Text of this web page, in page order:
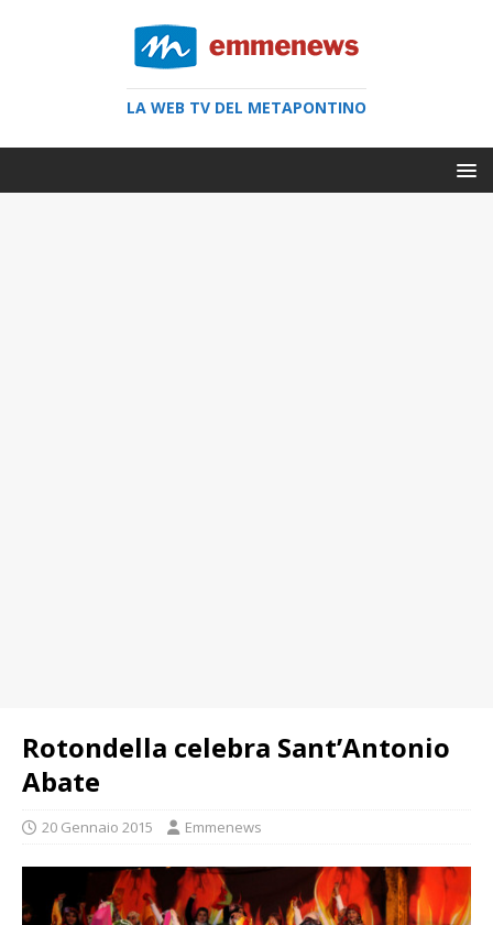
LA WEB TV DEL METAPONTINO
Rotondella celebra Sant’Antonio
Abate
20 Gennaio 2015 Emmenews